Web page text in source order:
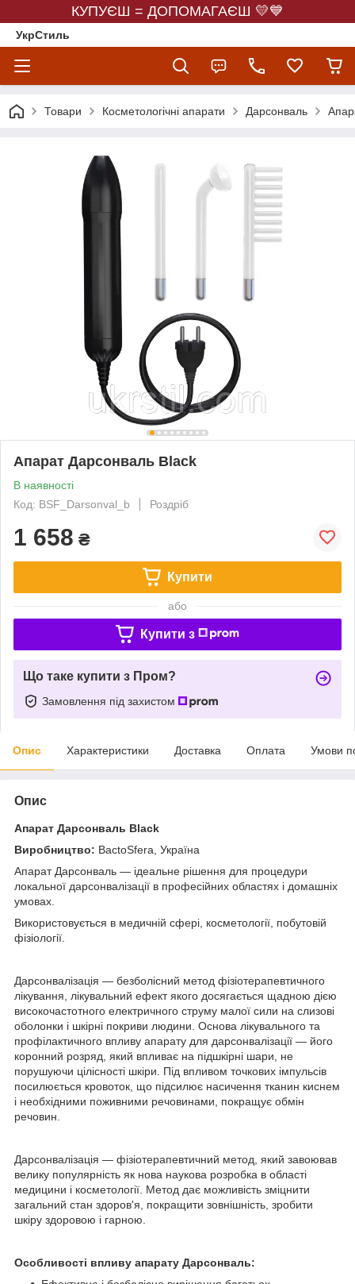
КУПУЄШ = ДОПОМАГАЄШ 💛💙
УкрСтиль
Товари Косметологічні апарати Дарсонваль
Апарат Дарсонваль Black
В наявності
Код: BSF_Darsonval_b
Роздріб
1 658 ₴
Купити
або
Купити з
Що таке купити з Пром?
Замовлення під захистом
Опис Характеристики Доставка Оплата Умови
Опис
Апарат Дарсонваль Black
Виробництво: BactoSfera, Україна
Апарат Дарсонваль — ідеальне рішення для процедури
локальної дарсонвалізації в професійних областях і домашніх
умовах.
Використовується в медичній сфері, косметології, побутовій
фізіології.
Дарсонвалізація — безболісний метод фізіотерапевтичного
лікування, лікувальний ефект якого досягається щадною дією
високочастотного електричного струму малої сили на слизові
оболонки і шкірні покриви людини. Основа лікувального та
профілактичного впливу апарату для дарсонвалізації — його
коронний розряд, який впливає на підшкірні шари, не
порушуючи цілісності шкіри. Під впливом точкових імпульсів
посилюється кровоток, що підсилює насичення тканин киснем
і необхідними поживними речовинами, покращує обмін
речовин.
Дарсонвалізація — фізіотерапевтичний метод, який завоював
велику популярність як нова наукова розробка в області
медицини і косметології. Метод дає можливість зміцнити
загальний стан здоров'я, покращити зовнішність, зробити
шкіру здоровою і гарною.
Особливості впливу апарату Дарсонваль: